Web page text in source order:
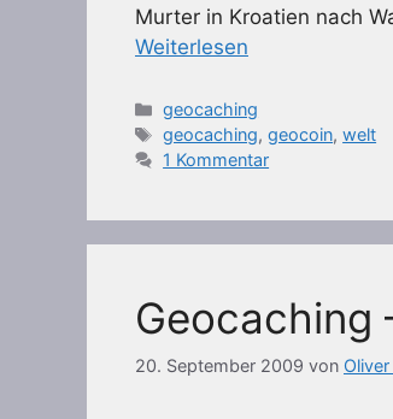
Murter in Kroatien nach
Weiterlesen
Kategorien
geocaching
Schlagwörter
geocaching,geocoin,welt
1 Kommentar
Geocaching
20. September 2009 von